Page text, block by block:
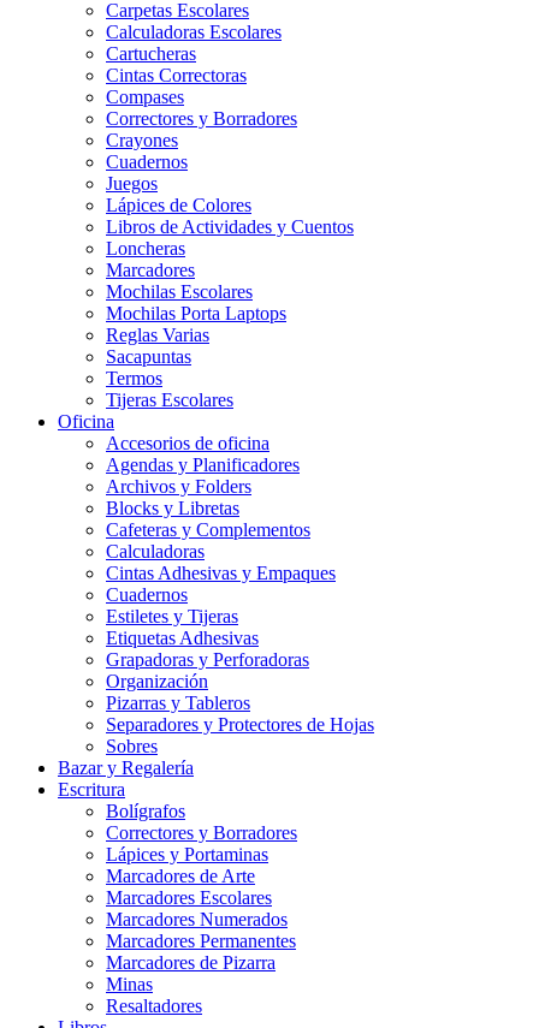
Carpetas Escolares
Calculadoras Escolares
Cartucheras
Cintas Correctoras
Compases
Correctores y Borradores
Crayones
Cuadernos
Juegos
Lápices de Colores
Libros de Actividades y Cuentos
Loncheras
Marcadores
Mochilas Escolares
Mochilas Porta Laptops
Reglas Varias
Sacapuntas
Termos
Tijeras Escolares
Oficina
Accesorios de oficina
Agendas y Planificadores
Archivos y Folders
Blocks y Libretas
Cafeteras y Complementos
Calculadoras
Cintas Adhesivas y Empaques
Cuadernos
Estiletes y Tijeras
Etiquetas Adhesivas
Grapadoras y Perforadoras
Organización
Pizarras y Tableros
Separadores y Protectores de Hojas
Sobres
Bazar y Regalería
Escritura
Bolígrafos
Correctores y Borradores
Lápices y Portaminas
Marcadores de Arte
Marcadores Escolares
Marcadores Numerados
Marcadores Permanentes
Marcadores de Pizarra
Minas
Resaltadores